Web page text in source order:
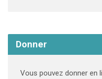
Donner
Vous pouvez donner en